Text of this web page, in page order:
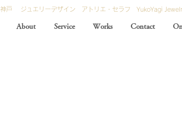
神戸 ジュエリーデザイン アトリエ・セラフ YukoYagi
About Service Works Contact